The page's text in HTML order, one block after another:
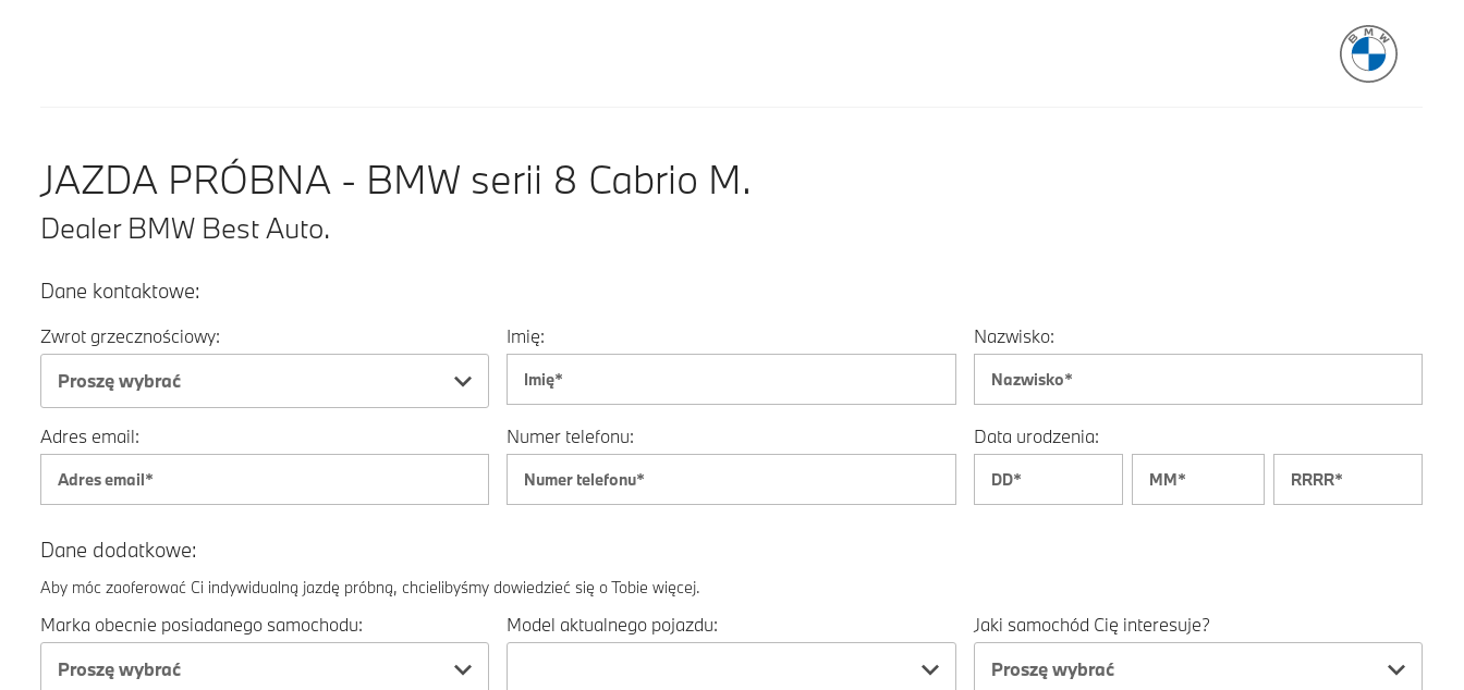
JAZDA PRÓBNA - BMW serii 8 Cabrio M.
Dealer BMW Best Auto.
Dane kontaktowe:
Zwrot grzecznościowy:
Proszę wybrać
Imię: Nazwisko:
Adres email: Numer telefonu: Data urodzenia:
Dane dodatkowe:
Aby móc zaoferować Ci indywidualną jazdę próbną, chcielibyśmy dowiedzieć się o Tobie więcej.
Marka obecnie posiadanego samochodu:
Proszę wybrać
Model aktualnego pojazdu:
Jaki samochód Cię interesuje?
Proszę wybrać